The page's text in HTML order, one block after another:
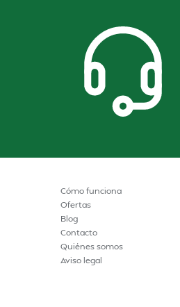
Cómo funciona
Ofertas
Blog
Contacto
Quiénes somos
Aviso legal